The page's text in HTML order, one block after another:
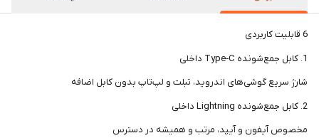
6 قابلیت کاربردی
1. کابل جمع‌شونده Type‑C داخلی
شارژ سریع گوشی‌های اندروید، تبلت و لپ‌تاپ بدون کابل اضافه
2. کابل جمع‌شونده Lightning داخلی
مخصوص آیفون و آیپد، مرتب و همیشه در دسترس